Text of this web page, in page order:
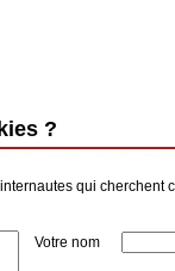
?
qui cherchent
Votre nom